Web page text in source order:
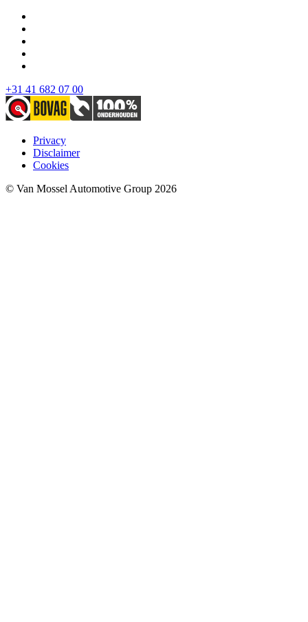
+31 41 682 07 00
Privacy
Disclaimer
Cookies
© Van Mossel Automotive Group 2026